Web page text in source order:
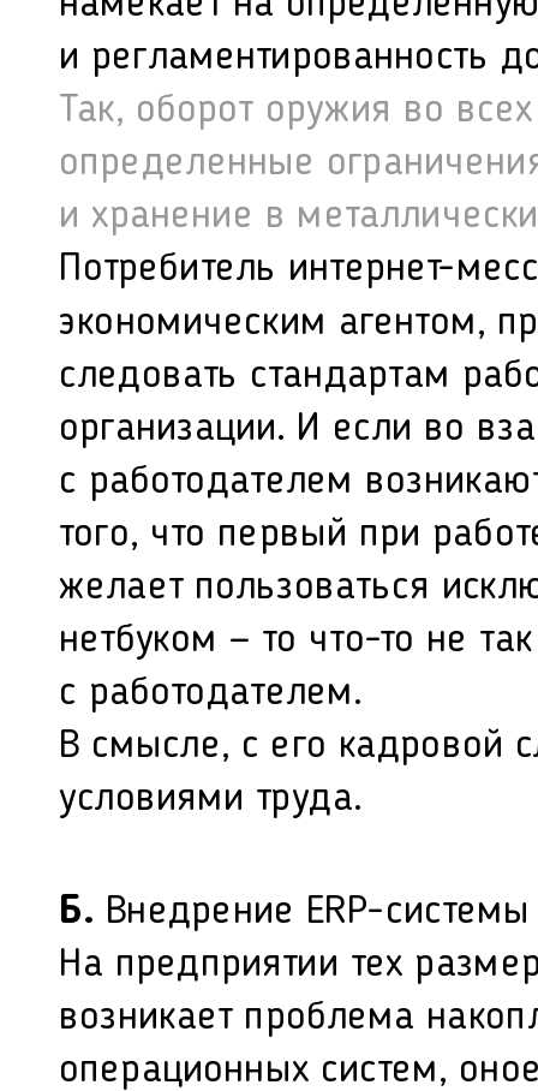
и регламентированность
Так, оборот оружия во
определенные
и хранение в
Потребитель интернет-
экономическим агентом,
следовать стандартам
организации. И если во
с работодателем
того, что первый при
желает пользоваться
нетбуком — то что-то не
с работодателем.
В смысле, с его кадровой
условиями труда.
Б. Внедрение ERP-
На предприятии тех
возникает проблема
операционных систем,